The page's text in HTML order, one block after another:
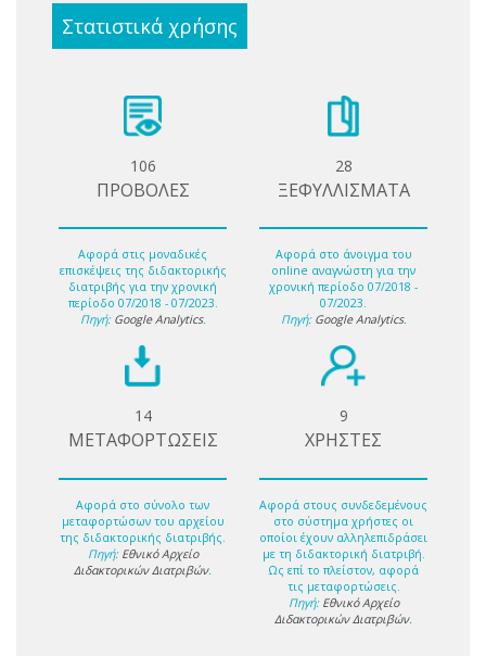
Στατιστικά χρήσης
106
ΠΡΟΒΟΛΕΣ
Αφορά στις μοναδικές
επισκέψεις της διδακτορικής
διατριβής για την χρονική
περίοδο 07/2018 - 07/2023.
Πηγή: Google Analytics.
28
ΞΕΦΥΛΛΙΣΜΑΤΑ
Αφορά στο άνοιγμα του
online αναγνώστη για την
χρονική περίοδο 07/2018 -
07/2023.
Πηγή: Google Analytics.
14
ΜΕΤΑΦΟΡΤΩΣΕΙΣ
Αφορά στο σύνολο των
μεταφορτώσων του αρχείου
της διδακτορικής διατριβής.
Πηγή: Εθνικό Αρχείο
Διδακτορικών Διατριβών.
9
ΧΡΗΣΤΕΣ
Αφορά στους συνδεδεμένους
στο σύστημα χρήστες οι
οποίοι έχουν αλληλεπιδράσει
με τη διδακτορική διατριβή.
Ως επί το πλείστον, αφορά
τις μεταφορτώσεις.
Πηγή: Εθνικό Αρχείο
Διδακτορικών Διατριβών.